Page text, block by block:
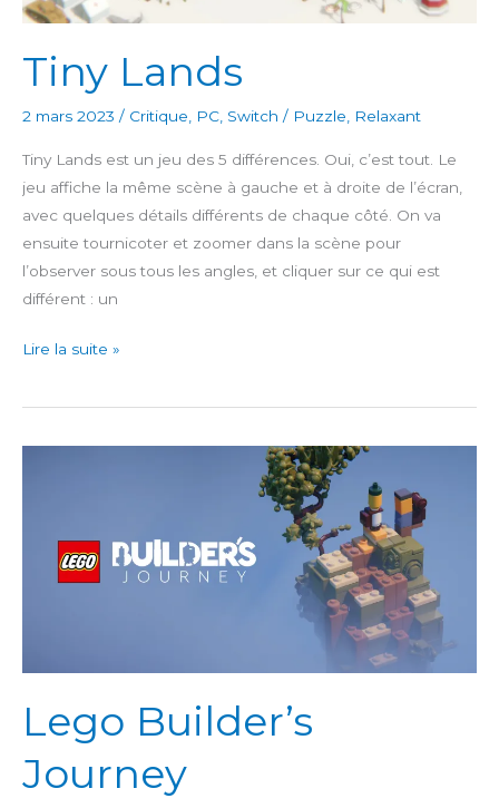
Tiny Lands
2 mars 2023 / Critique, PC, Switch / Puzzle, Relaxant
Tiny Lands est un jeu des 5 différences. Oui, c’est tout. Le
jeu affiche la même scène à gauche et à droite de l’écran,
avec quelques détails différents de chaque côté. On va
ensuite tournicoter et zoomer dans la scène pour
l’observer sous tous les angles, et cliquer sur ce qui est
différent : un
Tiny
Lire la suite »
Lego Builder’s
Journey